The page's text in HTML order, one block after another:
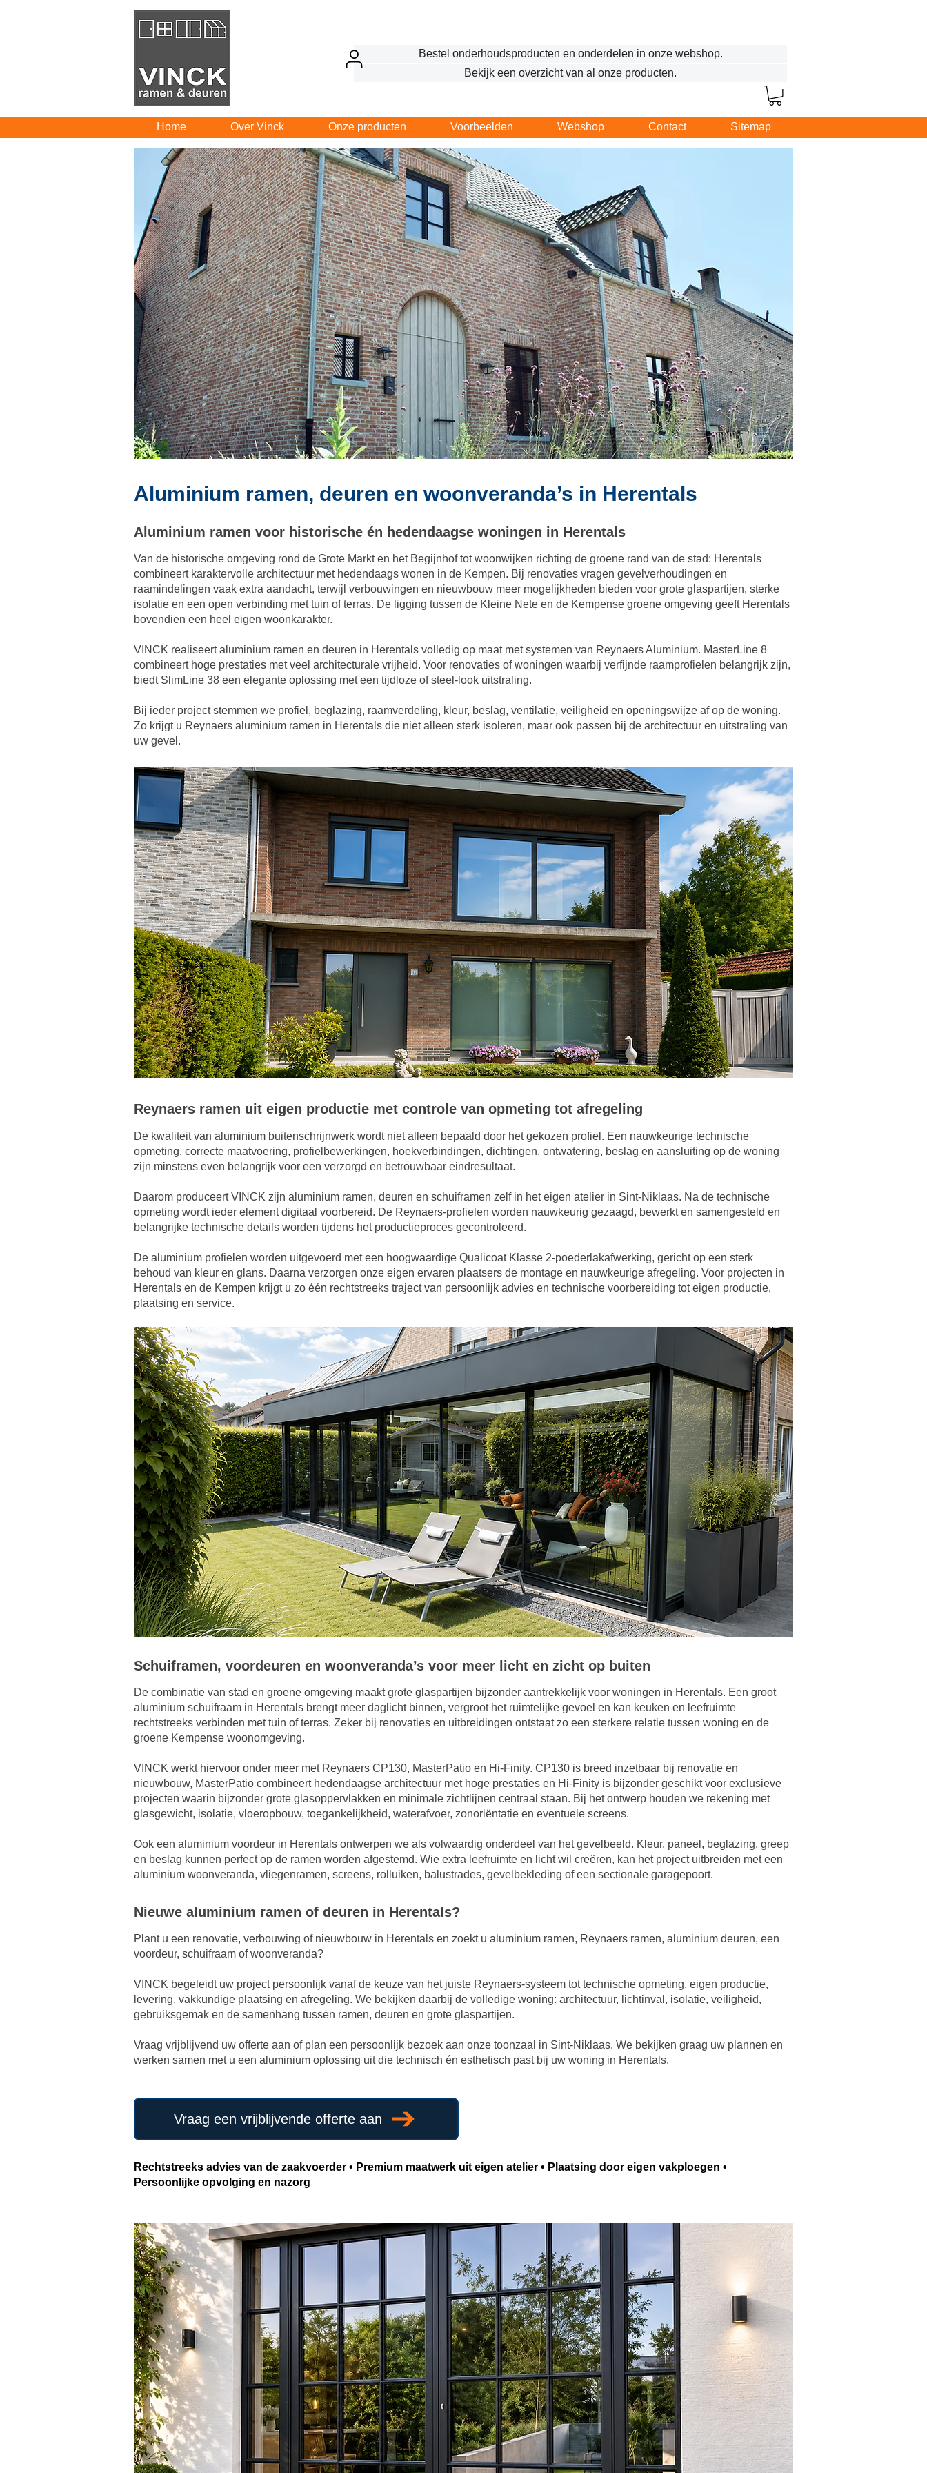
Bestel onderhoudsproducten en onderdelen in onze webshop.
Bekijk een overzicht van al onze producten.
Home Over Vinck Onze producten Voorbeelden Webshop Contact Sitemap
Aluminium ramen, deuren en woonveranda’s in Herentals
Aluminium ramen voor historische én hedendaagse woningen in Herentals
Van de historische omgeving rond de Grote Markt en het Begijnhof tot woonwijken richting de groene rand van de stad: Herentals
combineert karaktervolle architectuur met hedendaags wonen in de Kempen. Bij renovaties vragen gevelverhoudingen en
raamindelingen vaak extra aandacht, terwijl verbouwingen en nieuwbouw meer mogelijkheden bieden voor grote glaspartijen, sterke
isolatie en een open verbinding met tuin of terras. De ligging tussen de Kleine Nete en de Kempense groene omgeving geeft Herentals
bovendien een heel eigen woonkarakter.
VINCK realiseert aluminium ramen en deuren in Herentals volledig op maat met systemen van Reynaers Aluminium. MasterLine 8
combineert hoge prestaties met veel architecturale vrijheid. Voor renovaties of woningen waarbij verfijnde raamprofielen belangrijk zijn,
biedt SlimLine 38 een elegante oplossing met een tijdloze of steel-look uitstraling.
Bij ieder project stemmen we profiel, beglazing, raamverdeling, kleur, beslag, ventilatie, veiligheid en openingswijze af op de woning.
Zo krijgt u Reynaers aluminium ramen in Herentals die niet alleen sterk isoleren, maar ook passen bij de architectuur en uitstraling van
uw gevel.
Reynaers ramen uit eigen productie met controle van opmeting tot afregeling
De kwaliteit van aluminium buitenschrijnwerk wordt niet alleen bepaald door het gekozen profiel. Een nauwkeurige technische
opmeting, correcte maatvoering, profielbewerkingen, hoekverbindingen, dichtingen, ontwatering, beslag en aansluiting op de woning
zijn minstens even belangrijk voor een verzorgd en betrouwbaar eindresultaat.
Daarom produceert VINCK zijn aluminium ramen, deuren en schuiframen zelf in het eigen atelier in Sint-Niklaas. Na de technische
opmeting wordt ieder element digitaal voorbereid. De Reynaers-profielen worden nauwkeurig gezaagd, bewerkt en samengesteld en
belangrijke technische details worden tijdens het productieproces gecontroleerd.
De aluminium profielen worden uitgevoerd met een hoogwaardige Qualicoat Klasse 2-poederlakafwerking, gericht op een sterk
behoud van kleur en glans. Daarna verzorgen onze eigen ervaren plaatsers de montage en nauwkeurige afregeling. Voor projecten in
Herentals en de Kempen krijgt u zo één rechtstreeks traject van persoonlijk advies en technische voorbereiding tot eigen productie,
plaatsing en service.
Schuiframen, voordeuren en woonveranda’s voor meer licht en zicht op buiten
De combinatie van stad en groene omgeving maakt grote glaspartijen bijzonder aantrekkelijk voor woningen in Herentals. Een groot
aluminium schuifraam in Herentals brengt meer daglicht binnen, vergroot het ruimtelijke gevoel en kan keuken en leefruimte
rechtstreeks verbinden met tuin of terras. Zeker bij renovaties en uitbreidingen ontstaat zo een sterkere relatie tussen woning en de
groene Kempense woonomgeving.
VINCK werkt hiervoor onder meer met Reynaers CP130, MasterPatio en Hi-Finity. CP130 is breed inzetbaar bij renovatie en
nieuwbouw, MasterPatio combineert hedendaagse architectuur met hoge prestaties en Hi-Finity is bijzonder geschikt voor exclusieve
projecten waarin bijzonder grote glasoppervlakken en minimale zichtlijnen centraal staan. Bij het ontwerp houden we rekening met
glasgewicht, isolatie, vloeropbouw, toegankelijkheid, waterafvoer, zonoriëntatie en eventuele screens.
Ook een aluminium voordeur in Herentals ontwerpen we als volwaardig onderdeel van het gevelbeeld. Kleur, paneel, beglazing, greep
en beslag kunnen perfect op de ramen worden afgestemd. Wie extra leefruimte en licht wil creëren, kan het project uitbreiden met een
aluminium woonveranda, vliegenramen, screens, rolluiken, balustrades, gevelbekleding of een sectionale garagepoort.
Nieuwe aluminium ramen of deuren in Herentals?
Plant u een renovatie, verbouwing of nieuwbouw in Herentals en zoekt u aluminium ramen, Reynaers ramen, aluminium deuren, een
voordeur, schuifraam of woonveranda?
VINCK begeleidt uw project persoonlijk vanaf de keuze van het juiste Reynaers-systeem tot technische opmeting, eigen productie,
levering, vakkundige plaatsing en afregeling. We bekijken daarbij de volledige woning: architectuur, lichtinval, isolatie, veiligheid,
gebruiksgemak en de samenhang tussen ramen, deuren en grote glaspartijen.
Vraag vrijblijvend uw offerte aan of plan een persoonlijk bezoek aan onze toonzaal in Sint-Niklaas. We bekijken graag uw plannen en
werken samen met u een aluminium oplossing uit die technisch én esthetisch past bij uw woning in Herentals.
Vraag een vrijblijvende offerte aan
Rechtstreeks advies van de zaakvoerder • Premium maatwerk uit eigen atelier • Plaatsing door eigen vakploegen •
Persoonlijke opvolging en nazorg